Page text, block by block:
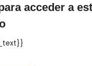
acceder a